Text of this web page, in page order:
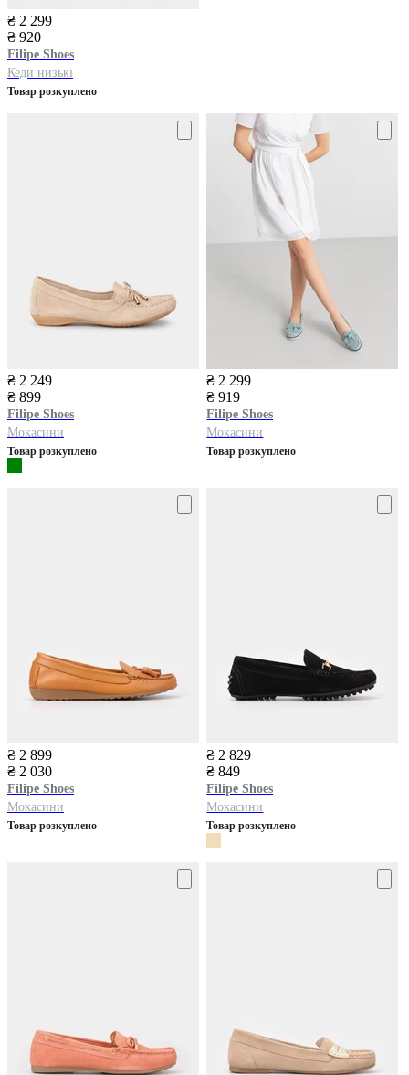
₴ 2 299
₴ 920
Filipe Shoes
Кеди низькі
Товар розкуплено
₴ 2 249
₴ 899
Filipe Shoes
Мокасини
Товар розкуплено
₴ 2 299
₴ 919
Filipe Shoes
Мокасини
Товар розкуплено
₴ 2 899
₴ 2 030
Filipe Shoes
Мокасини
Товар розкуплено
₴ 2 829
₴ 849
Filipe Shoes
Мокасини
Товар розкуплено